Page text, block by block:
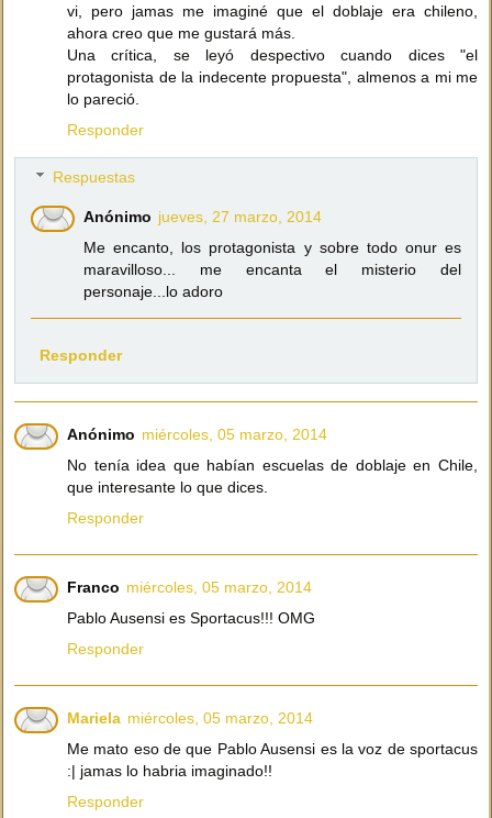
vi, pero jamas me imaginé que el doblaje era chileno,
ahora creo que me gustará más.
Una crítica, se leyó despectivo cuando dices "el
protagonista de la indecente propuesta", almenos a mi me
lo pareció.
Responder
Respuestas
Anónimo jueves, 27 marzo, 2014
Me encanto, los protagonista y sobre todo onur es
maravilloso... me encanta el misterio del
personaje...lo adoro
Responder
Anónimo miércoles, 05 marzo, 2014
No tenía idea que habían escuelas de doblaje en Chile,
que interesante lo que dices.
Responder
Franco miércoles, 05 marzo, 2014
Pablo Ausensi es Sportacus!!! OMG
Responder
Mariela miércoles, 05 marzo, 2014
Me mato eso de que Pablo Ausensi es la voz de sportacus
:| jamas lo habria imaginado!!
Responder